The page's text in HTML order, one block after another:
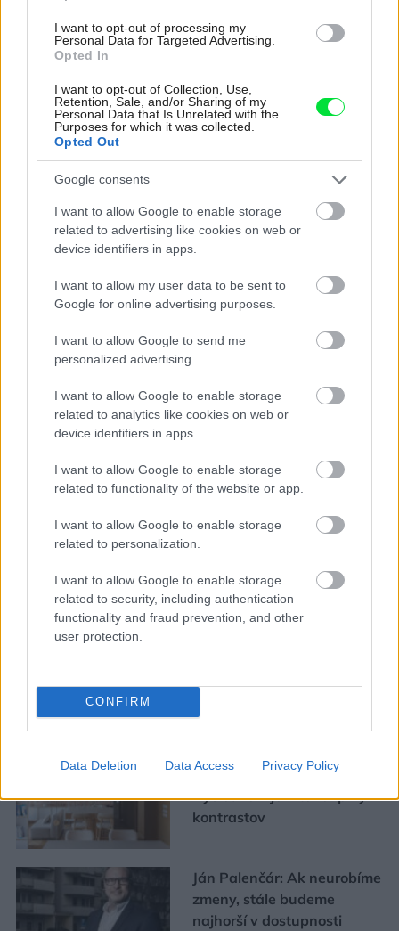
I want to opt-out of processing my
Personal Data for Targeted Advertising.
Opted In
I want to opt-out of Collection, Use,
Retention, Sale, and/or Sharing of my
Personal Data that Is Unrelated with the
Purposes for which it was collected.
Opted Out
Google consents
I want to allow Google to enable storage
related to advertising like cookies on web or
device identifiers in apps.
I want to allow my user data to be sent to
Google for online advertising purposes.
I want to allow Google to send me
personalized advertising.
I want to allow Google to enable storage
related to analytics like cookies on web or
device identifiers in apps.
I want to allow Google to enable storage
related to functionality of the website or app.
I want to allow Google to enable storage
related to personalization.
I want to allow Google to enable storage
related to security, including authentication
functionality and fraud prevention, and other
user protection.
CONFIRM
Data Deletion Data Access Privacy Policy
clovek by cakal ze vysusene drahe drevo bolo predtym naparovane aby
sa zbavilo zarodkov skodcov...
Najnovšie časopisy
Urob si sám 6/2026
pôvodný charakter bytu.
Výsledkom je interiér plný
kontrastov
Ján Palenčár: Ak neurobíme
zmeny, stále budeme
najhorší v dostupnosti